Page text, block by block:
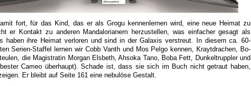
fort, für das Kind, das er als Grogu kennenlernen wird, eine neue Heimat zu
er Kontakt zu anderen Mandalorianern herzustellen, was einfacher gesagt als
haben ihre Heimat verloren und sind in der Galaxis verstreut. In diesem ca. 60-
Serien-Staffel lernen wir Cobb Vanth und Mos Pelgo kennen, Kraytdrachen, Bo-
die Magistratin Morgan Elsbeth, Ahsoka Tano, Boba Fett, Dunkeltruppler und
Cameo überhaupt). Schade ist, dass sie sich im Buch nicht getraut haben,
Er bleibt auf Seite 161 eine nebulöse Gestalt.